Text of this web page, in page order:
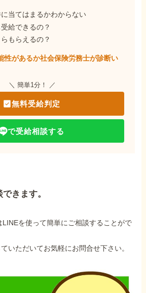
当てはまるかわからない
給できるの？
もらえるの？
性があるか社会保険労務士が診断い
＼ 簡単1分！ ／
無料受給判定
で受給相談する
きます。
を使って簡単にご相談することがで
いただいてお気軽にお問合せ下さい。